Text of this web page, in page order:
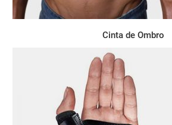
Cinta de Ombro